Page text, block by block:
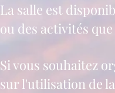
La salle est
ou des activités
Si vous souhaitez
sur l'utilisation de